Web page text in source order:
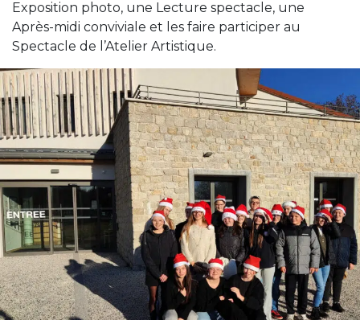
Exposition photo, une Lecture spectacle, une
Après-midi conviviale et les faire participer au
Spectacle de l’Atelier Artistique.